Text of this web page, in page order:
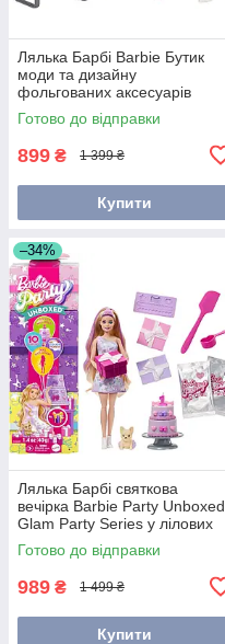
Лялька Барбі Barbie Бутик
моди та дизайну
фольгованих аксесуарів
(HKT78)
Готово до відправки
899 ₴ 1 399 ₴
Купити
–34%
Лялька Барбі святкова
вечірка Barbie Party Unboxed
Glam Party Series у лілових
тонах (JFG70)
Готово до відправки
989 ₴ 1 499 ₴
Купити